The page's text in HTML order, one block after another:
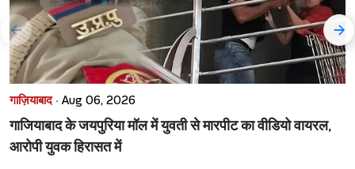
गाज़ियाबाद · Aug 06, 2026
गाजियाबाद के जयपुरिया मॉल में युवती से मारपीट का वीडियो वायरल,
आरोपी युवक हिरासत में